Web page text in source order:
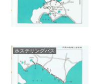
ホステリングバス